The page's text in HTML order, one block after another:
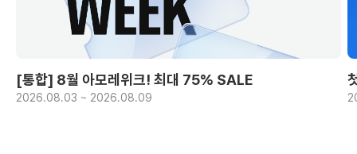
[통합] 8월 아모레위크! 최대 75% SALE
2026.08.03 ~ 2026.08.09